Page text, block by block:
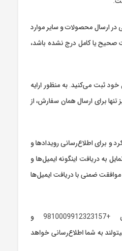
ارسال محصولات و سایر موارد
صحیح یا کامل درج نشده باشد،
ثبت می‌کنید. به منظور ارایه
برای ارسال همان سفارش، از
و برای اطلاع‌رسانی رویدادها و
به دریافت اینگونه ایمیل‌ها و
ضمنی با دریافت ایمیل‌ها
تنها شماره‌هایی که فیتولند از طریق انها اقدام به ارتباط با کاربران و مشتریان خود با پیامک خواهد داشت شماره‌های +9810009912323157 و
فیتولند به شما اطلاع‌رسانی خواهد